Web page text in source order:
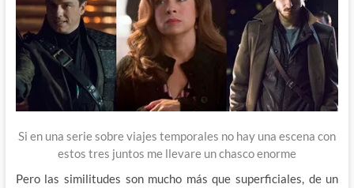
Si en una serie sobre viajes temporales no hay una escena con
estos tres juntos me llevare un chasco enorme
Pero las similitudes son mucho más que superficiales, de un